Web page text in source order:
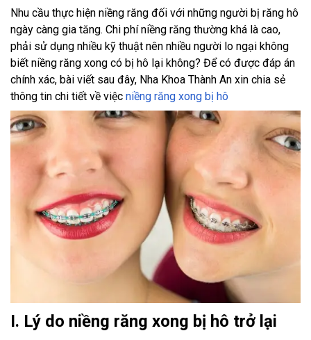
Nhu cầu thực hiện niềng răng đối với những người bị răng hô
ngày càng gia tăng. Chi phí niềng răng thường khá là cao,
phải sử dụng nhiều kỹ thuật nên nhiều người lo ngại không
biết niềng răng xong có bị hô lại không? Để có được đáp án
chính xác, bài viết sau đây, Nha Khoa Thành An xin chia sẻ
thông tin chi tiết về việc niềng răng xong bị hô
I. Lý do niềng răng xong bị hô trở lại